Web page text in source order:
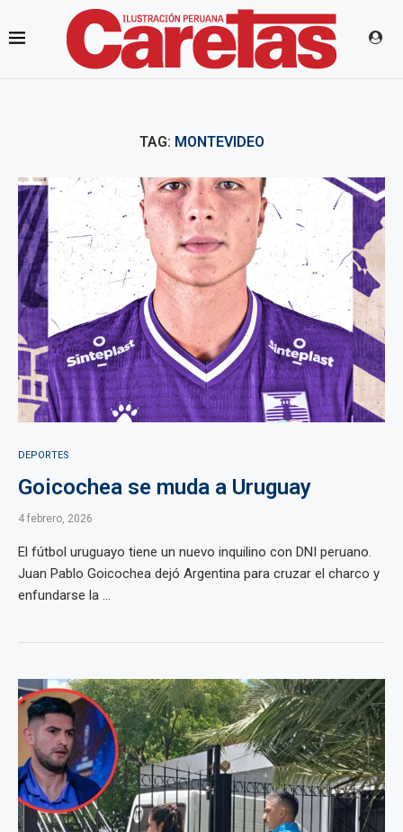
TAG: MONTEVIDEO
DEPORTES
Goicochea se muda a Uruguay
4 febrero, 2026
El fútbol uruguayo tiene un nuevo inquilino con DNI peruano.
Juan Pablo Goicochea dejó Argentina para cruzar el charco y
enfundarse la ...